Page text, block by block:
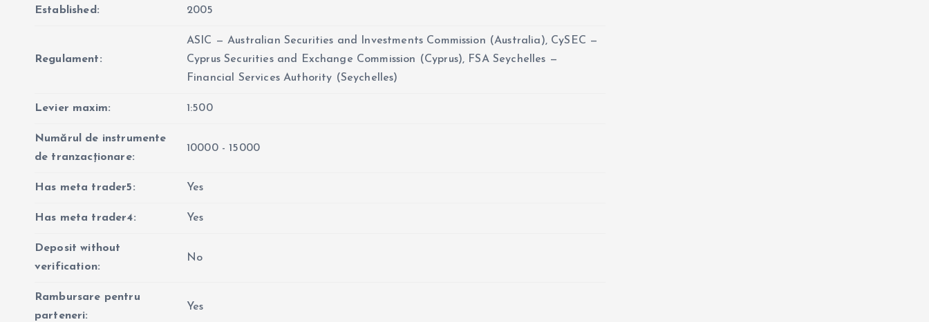
Established: 2005
Regulament:
ASIC — Australian Securities and Investments Commission (Australia), CySEC —
Cyprus Securities and Exchange Commission (Cyprus), FSA Seychelles —
Financial Services Authority (Seychelles)
Levier maxim: 1:500
Numărul de instrumente
de tranzacționare:
10000 - 15000
Has meta trader5: Yes
Has meta trader4: Yes
Deposit without
verification:
No
Rambursare pentru
parteneri:
Yes